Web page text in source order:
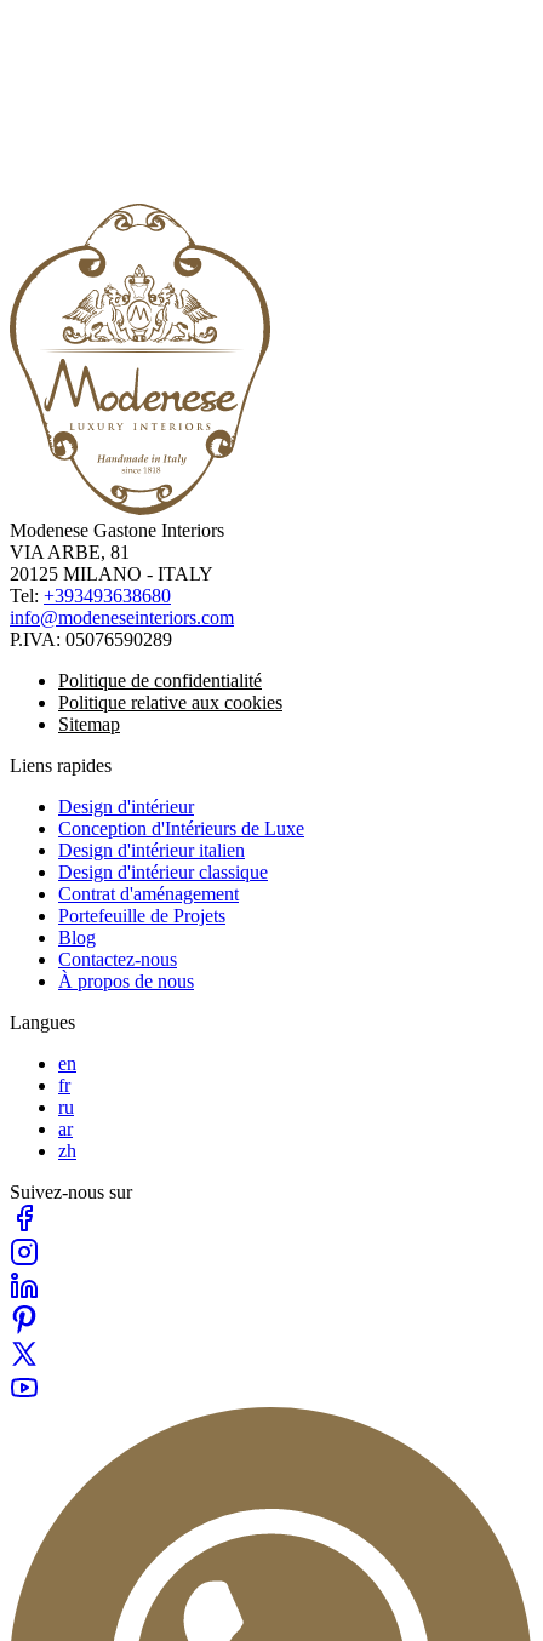
Modenese Gastone Interiors
VIA ARBE, 81
20125 MILANO - ITALY
Tel: +393493638680
info@modeneseinteriors.com
P.IVA: 05076590289
Politique de confidentialité
Politique relative aux cookies
Sitemap
Liens rapides
Design d'intérieur
Conception d'Intérieurs de Luxe
Design d'intérieur italien
Design d'intérieur classique
Contrat d'aménagement
Portefeuille de Projets
Blog
Contactez-nous
À propos de nous
Langues
en
fr
ru
ar
zh
Suivez-nous sur